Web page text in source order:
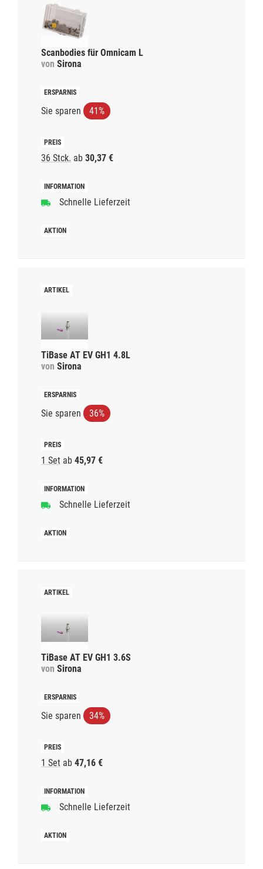
Scanbodies für Omnicam L
von Sirona
Sie sparen 41%
36 Stck. ab 30,37 €
Schnelle Lieferzeit
TiBase AT EV GH1 4.8L
von Sirona
Sie sparen 36%
1 Set ab 45,97 €
Schnelle Lieferzeit
TiBase AT EV GH1 3.6S
von Sirona
Sie sparen 34%
1 Set ab 47,16 €
Schnelle Lieferzeit